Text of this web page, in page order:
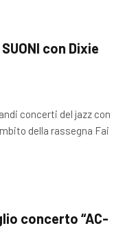
con Dixie
concerti del jazz con
della rassegna Fai
concerto “AC-